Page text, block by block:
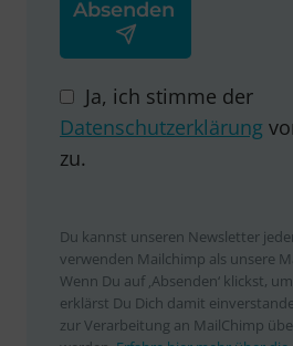
Ja, ich stimme der
Datenschutzerklärung
zu.
Du kannst unseren Newsletter
verwenden Mailchimp als unsere
Wenn Du auf ‚Absenden‘ klickst,
erklärst Du Dich damit
zur Verarbeitung an MailChimp